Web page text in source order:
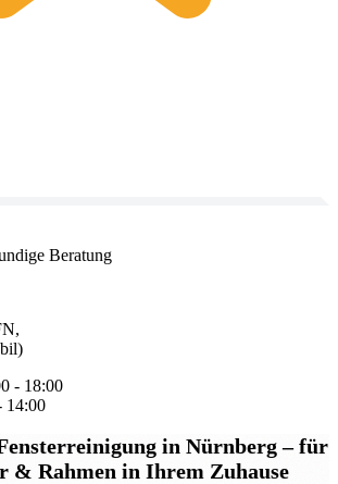
Beratung
- 18:00
14:00
in Nürnberg– für
& Rahmen in Ihrem Zuhause